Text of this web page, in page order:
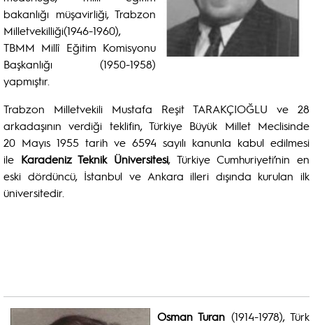
bakanlığı müşavirliği, Trabzon
Milletvekilliği(1946-1960),
TBMM Millî Eğitim Komisyonu
Başkanlığı (1950-1958)
yapmıştır.
Trabzon Milletvekili Mustafa Reşit TARAKÇIOĞLU ve 28
arkadaşının verdiği teklifin, Türkiye Büyük Millet Meclisinde
20 Mayıs 1955 tarih ve 6594 sayılı kanunla kabul edilmesi
ile Karadeniz Teknik Üniversitesi, Türkiye Cumhuriyeti’nin en
eski dördüncü, İstanbul ve Ankara illeri dışında kurulan ilk
üniversitedir.
Osman Turan (1914-1978), Türk